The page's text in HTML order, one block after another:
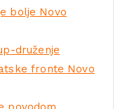
bolje Novo
druženje
fronte Novo